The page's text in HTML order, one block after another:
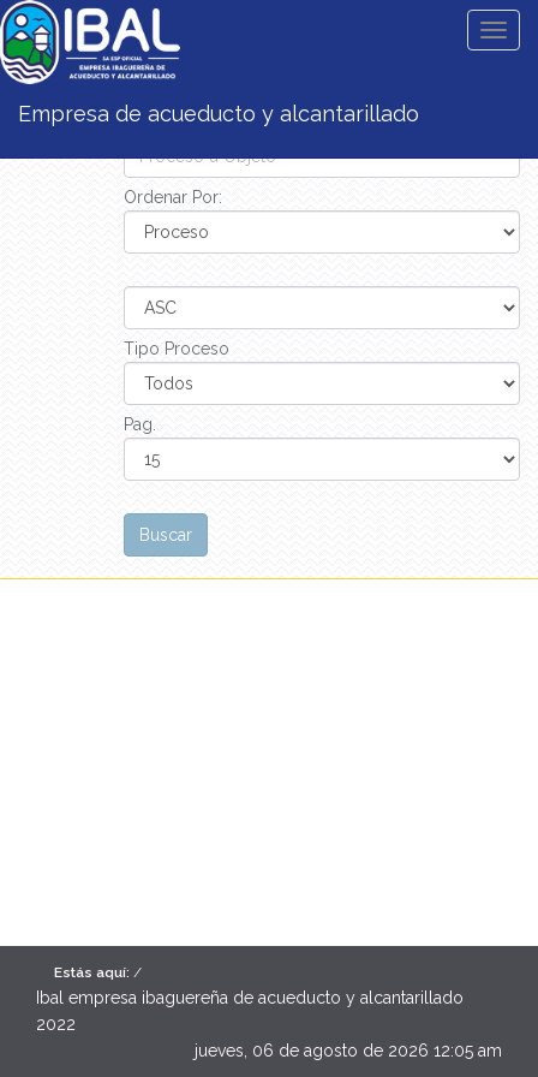
Empresa de acueducto y alcantarillado
Estás aquí:/
Busqueda:
Ordenar Por:
Tipo Proceso
Pag.
Estás aquí: /
Ibal empresa ibaguereña de acueducto y alcantarillado
2022
jueves, 06 de agosto de 2026 12:05 am